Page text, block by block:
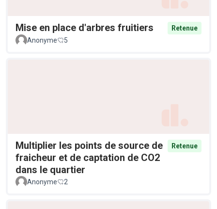
Mise en place d'arbres fruitiers
Retenue
Anonyme
5
Multiplier les points de source de
fraicheur et de captation de CO2
dans le quartier
Retenue
Anonyme 2